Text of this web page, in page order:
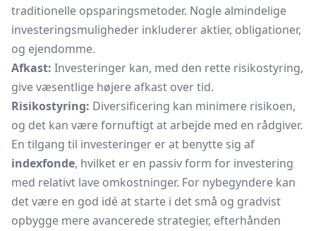
traditionelle opsparingsmetoder. Nogle almindelige
investeringsmuligheder inkluderer aktier, obligationer,
og ejendomme.
Afkast: Investeringer kan, med den rette risikostyring,
give væsentlige højere afkast over tid.
Risikostyring: Diversificering kan minimere risikoen,
og det kan være fornuftigt at arbejde med en rådgiver.
En tilgang til investeringer er at benytte sig af
indexfonde, hvilket er en passiv form for investering
med relativt lave omkostninger. For nybegyndere kan
det være en god idé at starte i det små og gradvist
opbygge mere avancerede strategier, efterhånden